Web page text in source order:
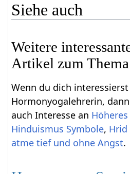
Siehe auch
Weitere
Artikel zum Thema
Wenn du dich
Hormonyogalehrerin,
auch Interesse an
Hinduismus Symbole, Hrid
atme tief und ohne Angst.